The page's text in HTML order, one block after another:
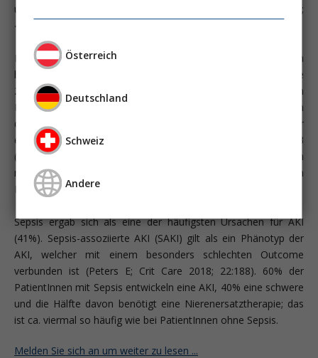
und Mortalität einhergeht (Hoste EAJ; Intensive Care Med 2015;
41:1411, Khwaja A; Nephron Clin Pract 2012; 120:c179).
Neben verschiedenen retrospektiven Untersuchungen
bestätigte die prospektive und multizentrische AKI-EPI Studie
2015 die hohe Inzidenz von AKI bei kritisch kranken
PatientInnen (Hoste EAJ; Intensive Care Med 2015; 41:1411). In
dieser Studie trat eine AKI bei 57,3% auf und war mit einer
erhöhten Mortalität assoziiert, insbesondere beim ­Stadium 3
(odds ratio: 6.884, p<0.001). Etwa ein Viertel der PatientInnen
mit AKI (13,5% aller PatientInnen) wurden mit einem
Nierenersatzverfahren behandelt.
Sepsis ergab sich als eine der häufigsten Ursachen für AKI
(41%). Sepsis-assoziierte AKI (SAKI) gilt als ein Phänotyp der
AKI, welcher mit einem besonders schlechten Outcome
verbunden ist (­Peters E; Crit Care 2018; 22:188). 60% der
PatientInnen mit Sepsis entwickeln eine AKI, 40% eine schwere
und die Hälfte davon benötigt eine Nierenersatztherapie; das
ist ca. viermal so häufig wie bei PatientInnen ohne Sepsis.
Melden Sie sich an um weiter zu lesen ...
Österreich
Deutschland
Schweiz
Andere